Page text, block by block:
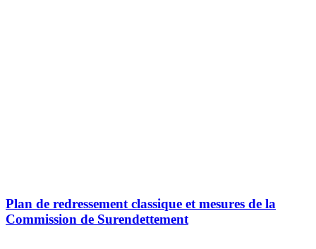
Plan de redressement classique et mesures de la
Commission de Surendettement